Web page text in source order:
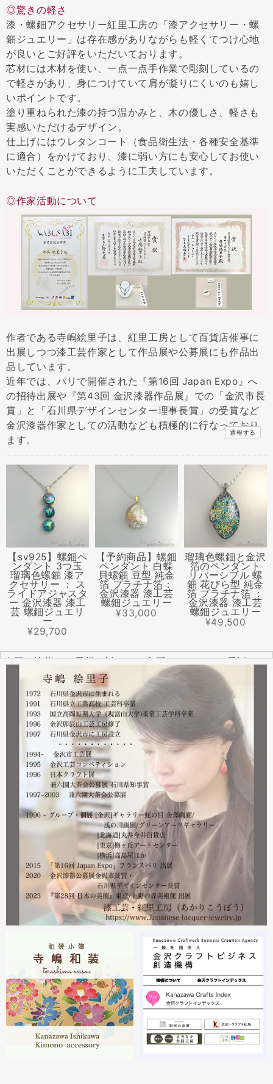
◎驚きの軽さ
漆・螺鈿アクセサリー紅里工房の「漆アクセサリー・螺
鈿ジュエリー」は存在感がありながらも軽くてつけ心地
が良いとご好評をいただいております。
芯材には木材を使い、一点一点手作業で彫刻しているの
で軽さがあり、身につけていて肩が凝りにくいのも嬉し
いポイントです。
塗り重ねられた漆の持つ温かみと、木の優しさ、軽さも
実感いただけるデザイン。
仕上げにはウレタンコート（食品衛生法・各種安全基準
に適合）をかけており、漆に弱い方にも安心してお使い
いただくことができるように工夫しています。
◎作家活動について
作者である寺嶋絵里子は、紅里工房として百貨店催事に
出展しつつ漆工芸作家として作品展や公募展にも作品出
品しています。
近年では、パリで開催された『第16回 Japan Expo』へ
の招待出展や『第43回 金沢漆器作品展』での「金沢市長
賞」と「石川県デザインセンター理事長賞」の受賞など
金沢漆器作家としての活動なども積極的に行なっており
ます。
通報する
【sv925】螺鈿ペ
ンダント 3つ玉
瑠璃色螺鈿 漆ア
クセサリー ： ス
ライドアジャスタ
ー 金沢漆器 漆工
芸 螺鈿ジュエリ
ー
¥29,700
【予約商品】螺鈿
ペンダント 白蝶
貝螺鈿 豆型 純金
箔 プラチナ箔：
金沢漆器 漆工芸
螺鈿ジュエリー
¥33,000
瑠璃色螺鈿と金沢
箔のペンダント
リバーシブル 螺
鈿 花びら型 純金
箔 プラチナ箔 ：
金沢漆器 漆工芸
螺鈿ジュエリー
¥49,500
全国の皆様より震災に対するご心配のメールやお電話をた
くさんいただきました。ありがとうございます。
幸い紅里工房にはそれほどの被害もなく、ただいま通常の
営業をしております。配送につきましても金沢から発送す
る分につきましては問題ありませんのでご安心ください。
皆様には多大なご心配をおかけしており心苦しいばかりで
はありますが、今後とも紅里工房をどうぞよろしくお願い
いたします。
漆工芸・紅里工房 寺嶋絵里子
2023.02
2月21日から27日まで 仙台三越で開催中の『第22回 金
沢・能登 美味と美技展』に出展しています。会場には作
者本人がおりますのでお近くの方はぜひ遊びにいらしてく
ださい。お待ちしております。
2月19日から23日まで 東京・上野の森美術館で開催中の
『第28回 日本の美術展』に出展しています。
2023.02
昨年初めからT-BASE銀座ギャラリーさんのご依頼で螺鈿
細工のソフビフィギュア装飾のお仕事させていただいてま
す。広面積への螺鈿細工や蒔絵となりますのでかなりの高
額品になりますがご好評のようで嬉しい限りです(^^)写真
はドラマに登場していたキャラクターです。